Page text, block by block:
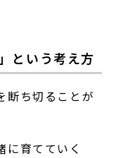
という考え方
断ち切ることが
に育てていく